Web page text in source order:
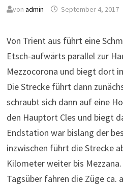
von admin September 4, 2017
Von Trient aus führt eine
Etsch-aufwärts parallel zur
Mezzocorona und biegt dort
Die Strecke führt dann
schraubt sich dann auf eine
den Hauptort Cles und biegt
Endstation war bislang der
inzwischen führt die Strecke
Kilometer weiter bis Mezzana.
Tagsüber fahren die Züge ca.